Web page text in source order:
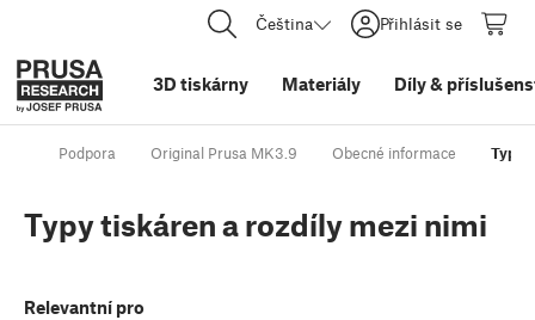
Čeština Přihlásit se
3D tiskárny Materiály Díly&
Podpora Original Prusa MK3.9 Obecné informace Typy
Typy tiskáren a rozdíly mezi nimi
Relevantní pro